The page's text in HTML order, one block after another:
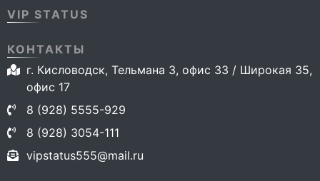
VIP STATUS
КОНТАКТЫ
г. Кисловодск, Тельмана 3, офис 33 / Широкая 35,
офис 17
8 (928) 5555-929
8 (928) 3054-111
vipstatus555@mail.ru